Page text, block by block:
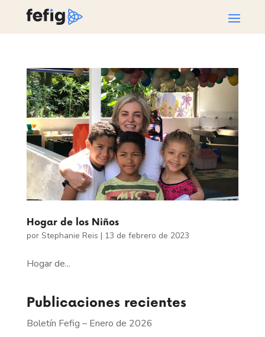
Hogar de los Niños
por Stephanie Reis | 13 de febrero de 2023
Hogar de...
Publicaciones recientes
Boletín Fefig – Enero de 2026